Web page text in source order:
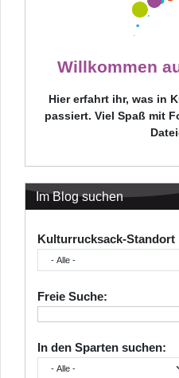
Willkommen
Hier erfahrt ihr, was in
passiert. Viel Spaß mit
Im Blog suchen
Kulturrucksack-Standort
Freie Suche:
In den Sparten suchen: